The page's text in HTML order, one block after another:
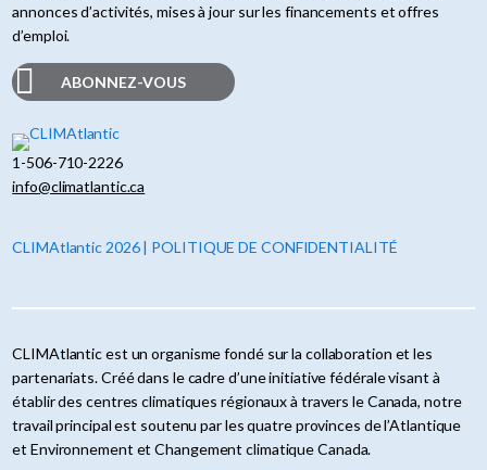
annonces d’activités, mises à jour sur les financements et offres
d’emploi.
ABONNEZ-VOUS
1-506-710-2226
info@climatlantic.ca
CLIMAtlantic 2026 | POLITIQUE DE CONFIDENTIALITÉ
CLIMAtlantic est un organisme fondé sur la collaboration et les
partenariats. Créé dans le cadre d’une initiative fédérale visant à
établir des centres climatiques régionaux à travers le Canada, notre
travail principal est soutenu par les quatre provinces de l’Atlantique
et Environnement et Changement climatique Canada.